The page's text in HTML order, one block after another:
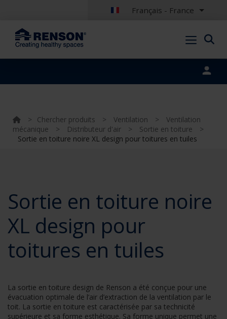
Français - France
> Chercher produits > Ventilation >
Ventilation
mécanique
> Distributeur d'air > Sortie en toiture
>
Sortie en toiture noire XL design pour toitures en tuiles
Sortie en toiture noire
XL design pour
toitures en tuiles
La sortie en toiture design de Renson a été conçue pour une
évacuation optimale de l’air d’extraction de la ventilation par le
toit. La sortie en toiture est caractérisée par sa technicité
supérieure et sa forme esthétique. Sa forme unique permet une